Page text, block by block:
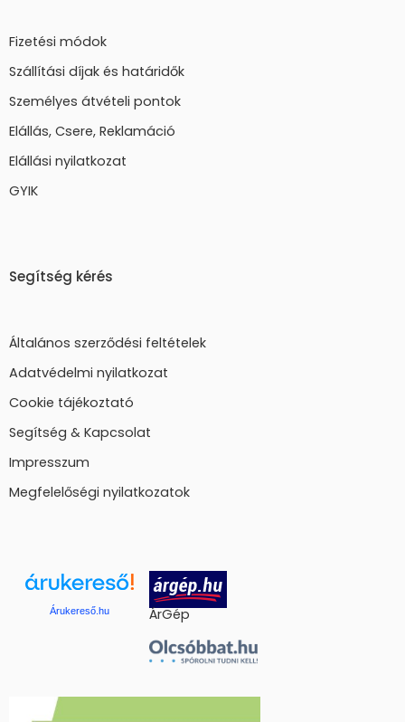
Fizetési módok
Szállítási díjak és határidők
Személyes átvételi pontok
Elállás, Csere, Reklamáció
Elállási nyilatkozat
GYIK
Segítség kérés
Általános szerződési feltételek
Adatvédelmi nyilatkozat
Cookie tájékoztató
Segítség & Kapcsolat
Impresszum
Megfelelőségi nyilatkozatok
Árukereső.hu ÁrGép